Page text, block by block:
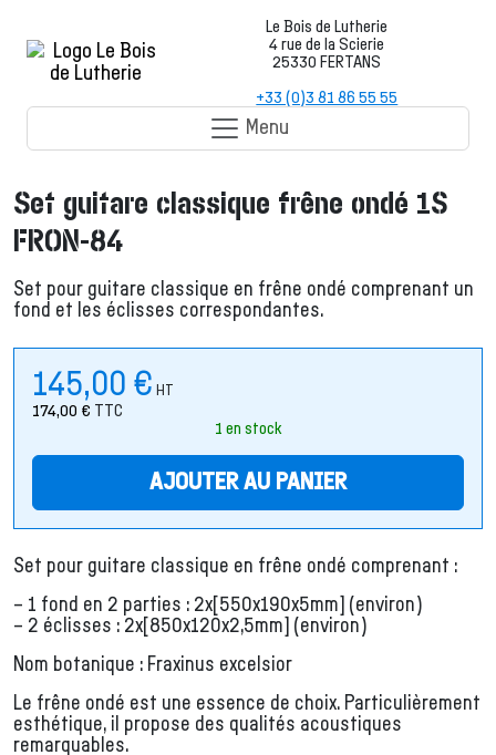
Le Bois de Lutherie
4 rue de la Scierie
25330 FERTANS
+33 (0)3 81 86 55 55
Menu
Set guitare classique frêne ondé 1S
FRON-84
Set pour guitare classique en frêne ondé comprenant un
fond et les éclisses correspondantes.
145,00 € HT
174,00 € TTC
1 en stock
AJOUTER AU PANIER
Set pour guitare classique en frêne ondé comprenant :
– 1 fond en 2 parties : 2x[550x190x5mm] (environ)
– 2 éclisses : 2x[850x120x2,5mm] (environ)
Nom botanique : Fraxinus excelsior
Le frêne ondé est une essence de choix. Particulièrement
esthétique, il propose des qualités acoustiques
remarquables.